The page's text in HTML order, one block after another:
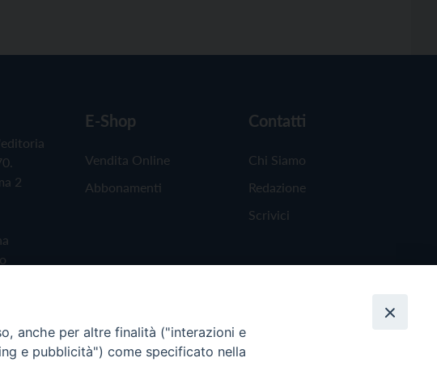
2
E-Shop
Vendita Online
Abbonamenti
Contatti
Chi Siamo
Redazione
Scrivici
anche per altre finalità ("interazioni e
e pubblicità") come specificato nella